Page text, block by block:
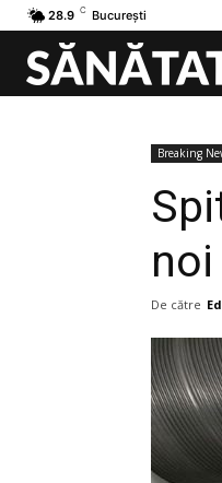
28.9 C București
Breaking
De către